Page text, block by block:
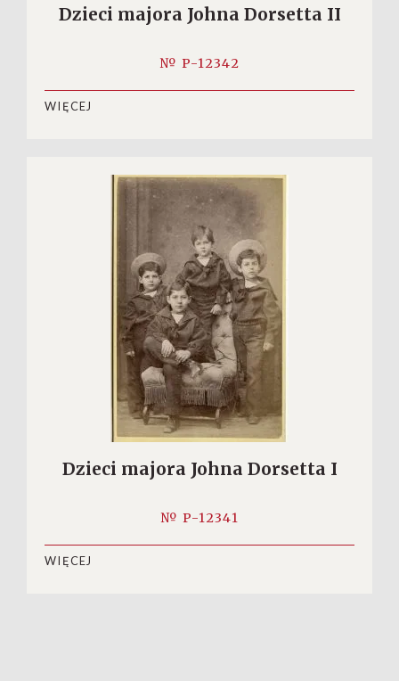
Dzieci majora Johna Dorsetta II
№ P-12342
WIĘCEJ
Dzieci majora Johna Dorsetta I
№ P-12341
WIĘCEJ